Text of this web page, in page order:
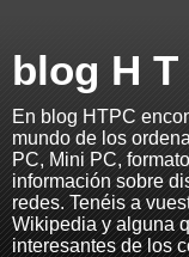
blog H T
En blog HTPC
mundo de los
PC, Mini PC,
información sobre
redes. Tenéis a
Wikipedia y alguna
interesantes de los